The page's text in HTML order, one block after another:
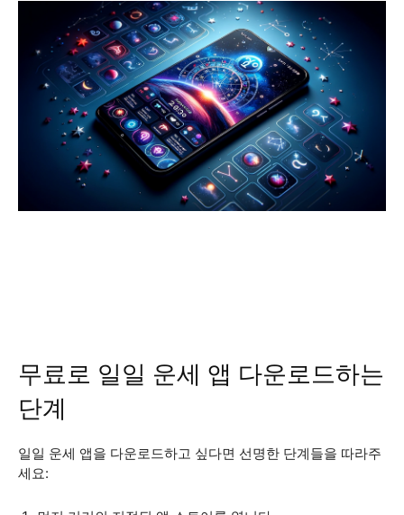
무료로 일일 운세 앱 다운로드하는
단계
일일 운세 앱을 다운로드하고 싶다면 선명한 단계들을 따라주
세요: